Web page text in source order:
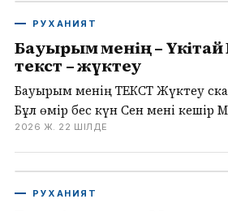
РУХАНИЯТ
Бауырым менің – Үкітай
текст – жүктеу
Бауырым менің ТЕКСТ Жүктеу
Бұл өмір бес күн Сен мені кешір
2026 Ж. 22 ШІЛДЕ
РУХАНИЯТ